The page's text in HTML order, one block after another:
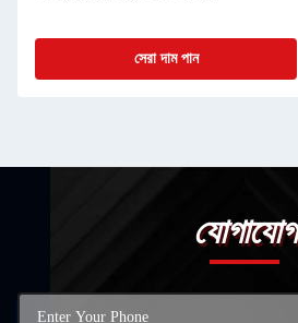
সেরা দাম পান
যোগাযোগ